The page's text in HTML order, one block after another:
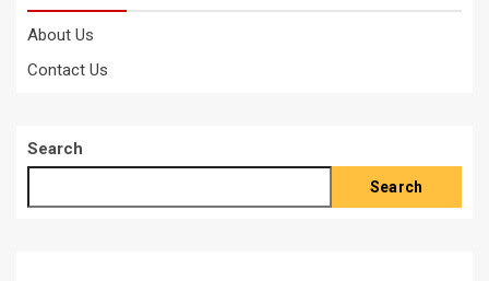
About Us
Contact Us
Search
Search